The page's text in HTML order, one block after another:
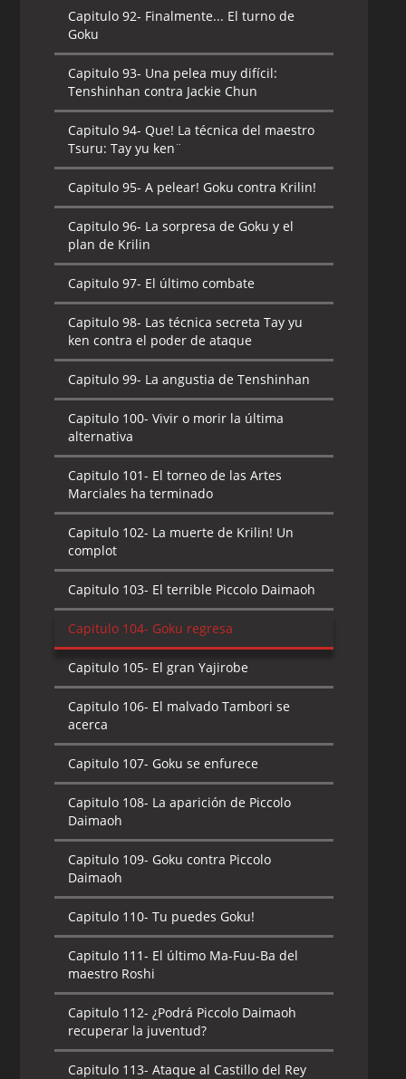
Capitulo 92- Finalmente... El turno de
Goku
Capitulo 93- Una pelea muy difícil:
Tenshinhan contra Jackie Chun
Capitulo 94- Que! La técnica del maestro
Tsuru: Tay yu ken¨
Capitulo 95- A pelear! Goku contra Krilin!
Capitulo 96- La sorpresa de Goku y el
plan de Krilin
Capitulo 97- El último combate
Capitulo 98- Las técnica secreta Tay yu
ken contra el poder de ataque
Capitulo 99- La angustia de Tenshinhan
Capitulo 100- Vivir o morir la última
alternativa
Capitulo 101- El torneo de las Artes
Marciales ha terminado
Capitulo 102- La muerte de Krilin! Un
complot
Capitulo 103- El terrible Piccolo Daimaoh
Capitulo 104- Goku regresa
Capitulo 105- El gran Yajirobe
Capitulo 106- El malvado Tambori se
acerca
Capitulo 107- Goku se enfurece
Capitulo 108- La aparición de Piccolo
Daimaoh
Capitulo 109- Goku contra Piccolo
Daimaoh
Capitulo 110- Tu puedes Goku!
Capitulo 111- El último Ma-Fuu-Ba del
maestro Roshi
Capitulo 112- ¿Podrá Piccolo Daimaoh
recuperar la juventud?
Capitulo 113- Ataque al Castillo del Rey